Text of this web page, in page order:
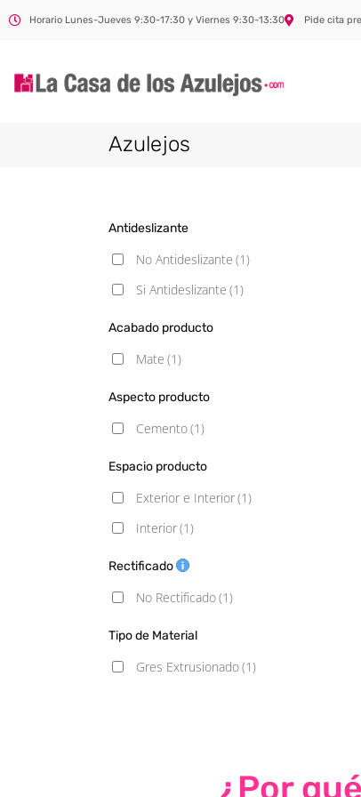
Horario Lunes-Jueves 9:30-17:30 y Viernes 9:30-13:30 Pide cita
Azulejos
Antideslizante
No Antideslizante (1)
Si Antideslizante (1)
Acabado producto
Mate (1)
Aspecto producto
Cemento(1)
Espacio producto
Exterior e Interior(1)
Interior(1)
Rectificado
No Rectificado(1)
Tipo de Material
Gres Extrusionado(1)
¿Por